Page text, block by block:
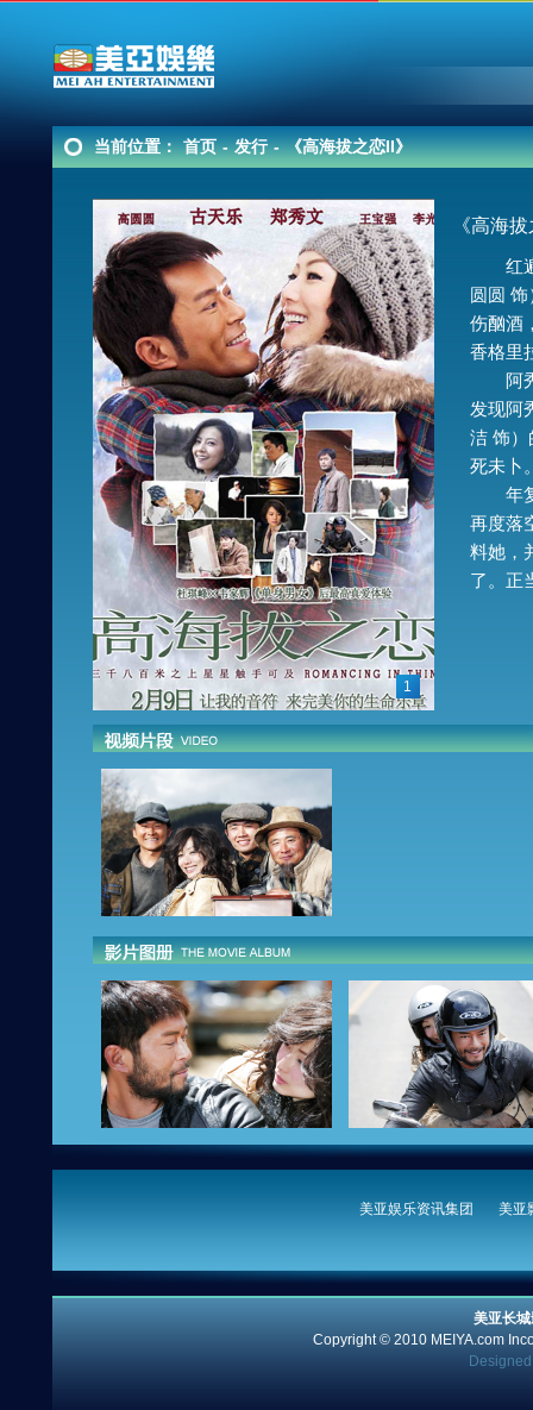
当前位置： 首页 - 发行 - 《高海拔之恋II》
1
《高海
红遍
圆圆
伤酗酒
香格里
阿秀
发现阿
洁 饰）
死未卜
年复
再度落
料她，
了。正
美亚娱乐资讯集团 美亚
美亚长
Copyright © 2010 MEIYA.com